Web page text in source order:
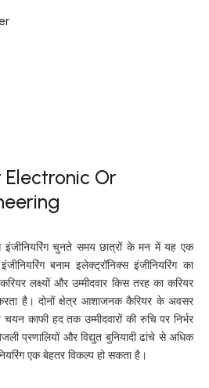
Electronic Or
इंजीनियरिंग चुनते समय छात्रों के मन में यह एक
बनाम इलेक्ट्रॉनिक्स इंजीनियरिंग का
लक्ष्यों और उम्मीदवार किस तरह का करियर
करता है। दोनों क्षेत्र आशाजनक कैरियर के अवसर
काफी हद तक उम्मीदवारों की रुचि पर निर्भर
प्रणालियों और विद्युत बुनियादी ढांचे से अधिक
एक बेहतर विकल्प हो सकता है।